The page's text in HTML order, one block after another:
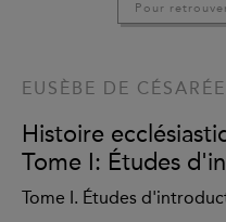
Pour
EUSÈBE DE CÉSARÉE
Histoire
Tome I: Études
Tome I. Études